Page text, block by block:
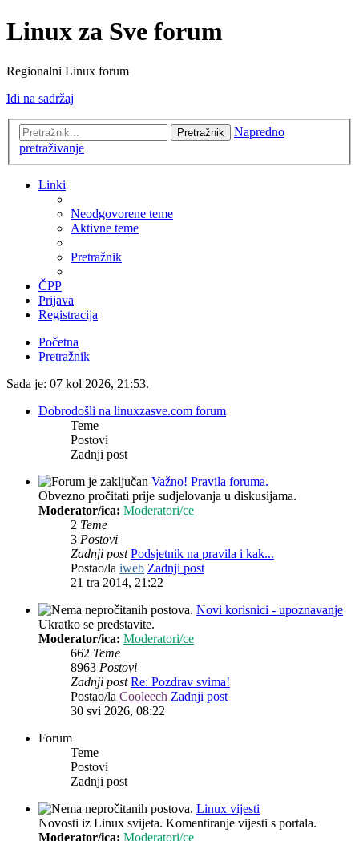
Linux za Sve forum
Regionalni Linux forum
Idi na sadržaj
Pretražnik
Napredno
pretraživanje
Linki
Neodgovorene teme
Aktivne teme
Pretražnik
ČPP
Prijava
Registracija
Početna
Pretražnik
Sada je: 07 kol 2026, 21:53.
Dobrodošli na linuxzasve.com forum
Teme
Postovi
Zadnji post
Važno! Pravila foruma.
Obvezno pročitati prije sudjelovanja u diskusijama.
Moderator/ica: Moderatori/ce
2 Teme
3 Postovi
Zadnji post Podsjetnik na pravila i kak...
Postao/la iweb Zadnji post
21 tra 2014, 21:22
Novi korisnici - upoznavanje
Ukratko se predstavite.
Moderator/ica: Moderatori/ce
662 Teme
8963 Postovi
Zadnji post Re: Pozdrav svima!
Postao/la Cooleech Zadnji post
30 svi 2026, 08:22
Forum
Teme
Postovi
Zadnji post
Linux vijesti
Novosti iz Linux svijeta. Komentiranje vijesti s portala.
Moderator/ica: Moderatori/ce